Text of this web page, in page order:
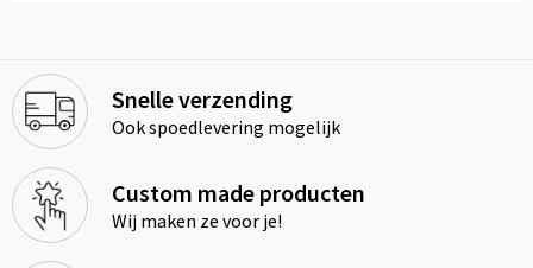
Snelle verzending
Ook spoedlevering mogelijk
Custom made producten
Wij maken ze voor je!